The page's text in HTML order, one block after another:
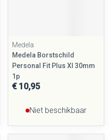
Medela
Medela Borstschild
Personal Fit Plus Xl 30mm
1p
€ 10,95
Niet beschikbaar